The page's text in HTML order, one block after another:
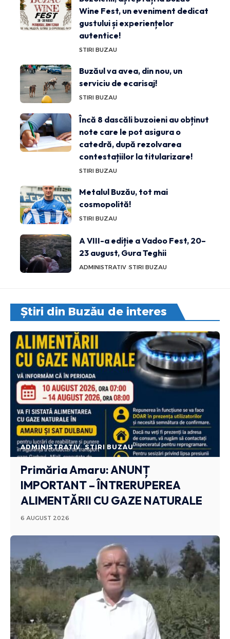
Wine Fest, un eveniment dedicat
gustului și experiențelor
autentice!
STIRI BUZAU
Buzăul va avea, din nou, un
serviciu de ecarisaj!
STIRI BUZAU
Încă 8 dascăli buzoieni au obținut
note care le pot asigura o
catedră, după rezolvarea
contestațiilor la titularizare!
STIRI BUZAU
Metalul Buzău, tot mai
cosmopolită!
STIRI BUZAU
A VIII-a ediție a Vadoo Fest, 20–
23 august, Gura Teghii
ADMINISTRATIV STIRI BUZAU
Știri din Buzău de interes
ADMINISTRATIV STIRI BUZAU
Primăria Amaru: ANUNȚ
IMPORTANT – ÎNTRERUPEREA
ALIMENTĂRII CU GAZE NATURALE
6 AUGUST 2026